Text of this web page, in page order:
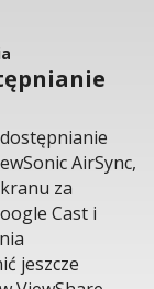
AirSync,
za
Cast i
jeszcze